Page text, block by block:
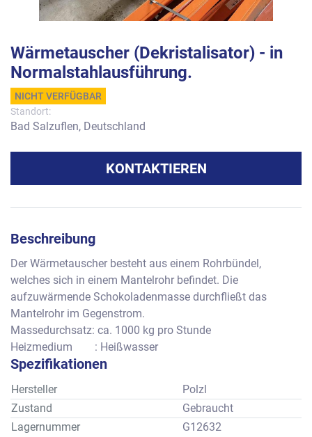
Wärmetauscher (Dekristalisator) - in
Normalstahlausführung.
NICHT VERFÜGBAR
Standort:
Bad Salzuflen, Deutschland
KONTAKTIEREN
Beschreibung
Der Wärmetauscher besteht aus einem Rohrbündel,
welches sich in einem Mantelrohr befindet. Die
aufzuwärmende Schokoladenmasse durchfließt das
Mantelrohr im Gegenstrom.
Massedurchsatz: ca. 1000 kg pro Stunde
Heizmedium        : Heißwasser
Spezifikationen
Hersteller
Polzl
Zustand
Gebraucht
Lagernummer
G12632